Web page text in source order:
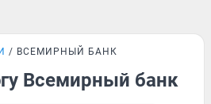
ВСЕМИРНЫЙ БАНК
Всемирный банк